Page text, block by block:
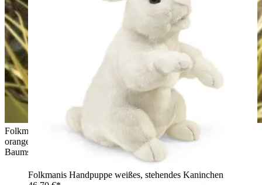
Folkmanis Handpuppe graues Eichhörnchen mit
orangefarbenem Schwanz hält eine Eichel, sitzt auf
Baumstumpf vor Herbstkulisse
Folkmanis Handpuppe weißes, stehendes Kaninchen